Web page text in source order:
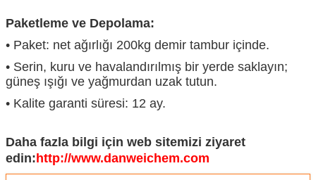
Paketleme ve Depolama:
• Paket: net ağırlığı 200kg demir tambur içinde.
• Serin, kuru ve havalandırılmış bir yerde saklayın;
güneş ışığı ve yağmurdan uzak tutun.
• Kalite garanti süresi: 12 ay.
Daha fazla bilgi için web sitemizi ziyaret
edin:http://www.danweichem.com